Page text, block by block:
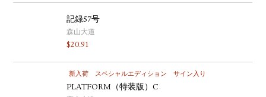
記録57号
森山大道
$20.91
新入荷 スペシャルエディション サイン入り
PLATFORM（特装版）C